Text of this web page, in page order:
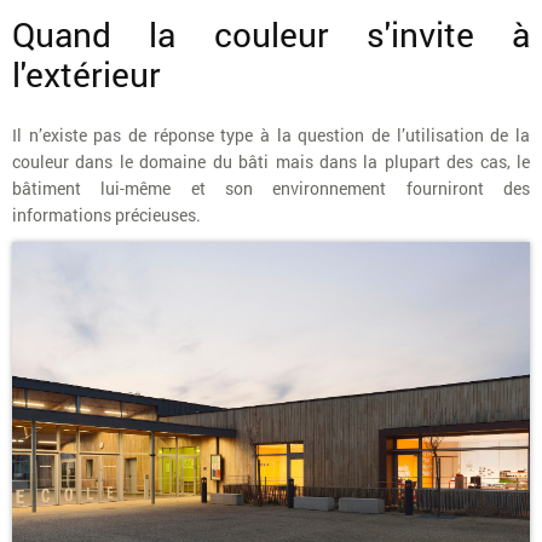
Quand la couleur s'invite à
l'extérieur
Il n’existe pas de réponse type à la question de l’utilisation de la
couleur dans le domaine du bâti mais dans la plupart des cas, le
bâtiment lui-même et son environnement fourniront des
informations précieuses.